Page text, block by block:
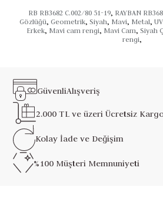
RB RB3682 C.002/80 51-19, RAYBAN
Gözlüğü, Geometrik, Siyah, Mavi, Metal, UV
Erkek, Mavi cam rengi, Mavi Cam, Siyah
rengi,
GüvenliAlışveriş
2.000 TL ve üzeriÜcretsiz
Kolay İade ve Değişim
%100 Müşteri Memnuniyeti